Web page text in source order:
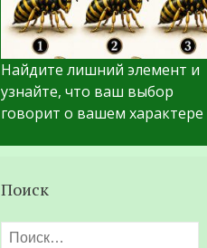
Найдите лишний элемент и
узнайте, что ваш выбор
говорит о вашем характере
Поиск
Найти: